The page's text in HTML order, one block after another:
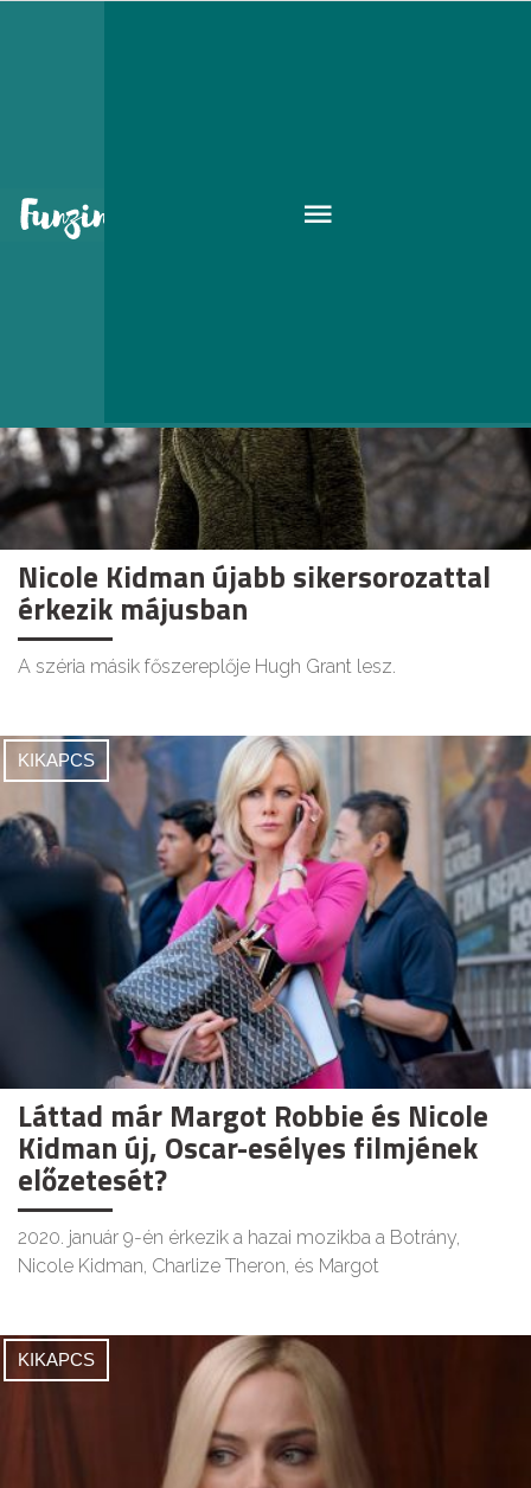
KIKAPCS
Nicole Kidman újabb sikersorozattal
érkezik májusban
A széria másik főszereplője Hugh Grant lesz.
KIKAPCS
Láttad már Margot Robbie és Nicole
Kidman új, Oscar-esélyes filmjének
előzetesét?
2020. január 9-én érkezik a hazai mozikba a Botrány,
Nicole Kidman, Charlize Theron, és Margot
KIKAPCS